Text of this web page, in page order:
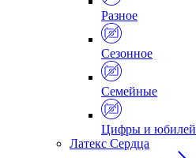
Разное
Сезонное
Семейные
Цифры и юбилей
Латекс Сердца